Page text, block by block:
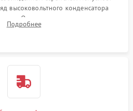
высоковольтного конденсатора
Очистка внутренних узлов от
влаги с помощью спецсредств.
Подробнее